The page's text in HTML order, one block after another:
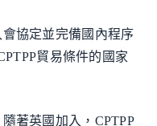
協定並完備國內程序
貿易條件的國家
著英國加入，CPTPP